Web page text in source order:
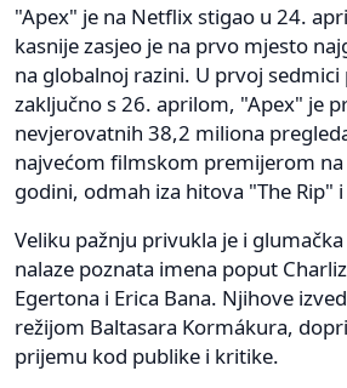
"Apex" je na Netflix stigao u 24.
kasnije zasjeo je na prvo mjesto
na globalnoj razini. U prvoj sedmici
zaključno s 26. aprilom, "Apex" je
nevjerovatnih 38,2 miliona
najvećom filmskom premijerom
godini, odmah iza hitova "The Rip"
Veliku pažnju privukla je i
nalaze poznata imena poput
Egertona i Erica Bana. Njihove
režijom Baltasara Kormákura,
prijemu kod publike i kritike.